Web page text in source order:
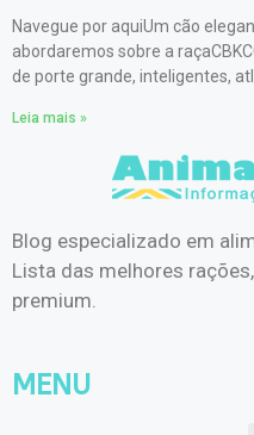
Navegue por aquiUm cão
abordaremos sobre a
de porte grande, inteligentes,
Leia mais »
Blog especializado em
Lista das melhores
premium.
MENU